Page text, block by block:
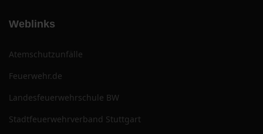
Weblinks
Atemschutzunfälle
Feuerwehr.de
Landesfeuerwehrschule BW
Stadtfeuerwehrverband Stuttgart